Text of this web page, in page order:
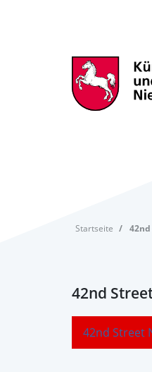
Startseite 42nd
42nd
42nd Street